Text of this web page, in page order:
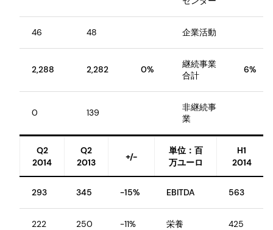
46 48 企業活動
2,288 2,282 0%
継続事業
合計
6%
0 139
非継続事
業
Q2
2014
Q2
2013
+/-
単位：百
万ユーロ
H1
2014
293 345 -15% EBITDA 563
222 250 -11% 栄養 425